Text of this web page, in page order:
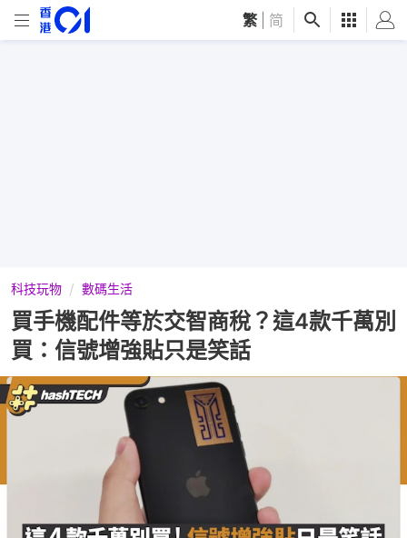
繁 简
科技玩物 數碼生活
買手機配件等於交智商稅？這4款千萬別
買：信號增強貼只是笑話